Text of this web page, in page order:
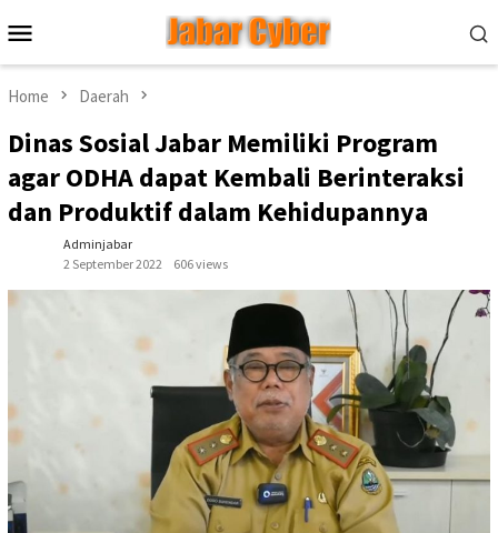
to
contentMenu
Home Daerah
Dinas Sosial Jabar Memiliki Program
agar ODHA dapat Kembali Berinteraksi
dan Produktif dalam Kehidupannya
Adminjabar
2 September 2022
606 views